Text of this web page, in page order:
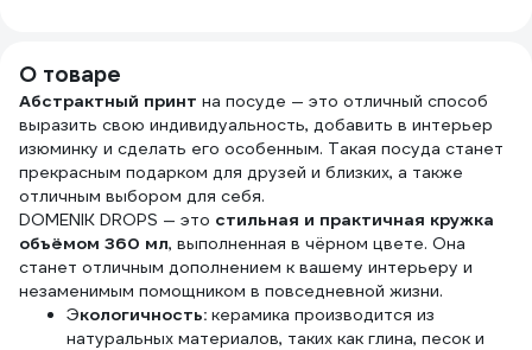
О товаре
Абстрактный принт на посуде — это отличный способ
выразить свою индивидуальность, добавить в интерьер
изюминку и сделать его особенным. Такая посуда станет
прекрасным подарком для друзей и близких, а также
отличным выбором для себя.
DOMENIK DROPS — это стильная и практичная кружка
объёмом 360 мл, выполненная в чёрном цвете. Она
станет отличным дополнением к вашему интерьеру и
незаменимым помощником в повседневной жизни.
Экологичность: керамика производится из
натуральных материалов, таких как глина, песок и